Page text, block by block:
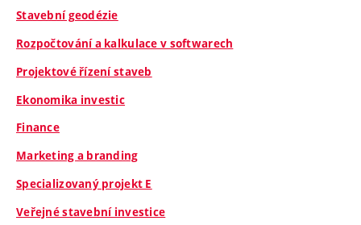
Stavební geodézie
Rozpočtování a kalkulace v softwarech
Projektové řízení staveb
Ekonomika investic
Finance
Marketing a branding
Specializovaný projekt E
Veřejné stavební investice